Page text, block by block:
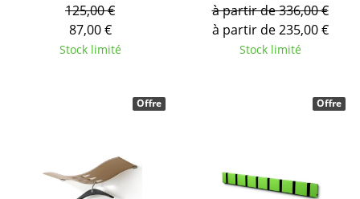
Meubles TV
Caissons roulants et Meubles d’appoint
Pièces détachées
125,00 €
87,00 €
Stock limité
à partir de 336,00 €
à partir de 235,00 €
Stock limité
Offre Offre